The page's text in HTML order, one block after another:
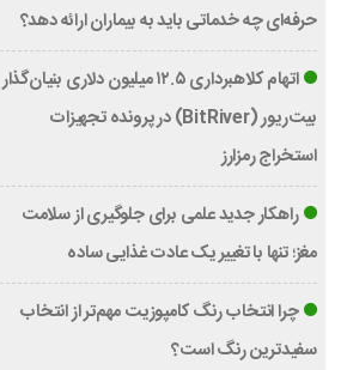
حرفه‌ای چه خدماتی باید به بیماران ارائه دهد؟
اتهام کلاهبرداری ۱۲.۵ میلیون دلاری بنیان‌گذار
بیت‌ریور (BitRiver) در پرونده تجهیزات
استخراج رمزارز
راهکار جدید علمی برای جلوگیری از سلامت
مغز؛ تنها با تغییر یک عادت غذایی ساده
چرا انتخاب رنگ کامپوزیت مهم‌تر از انتخاب
سفیدترین رنگ است؟